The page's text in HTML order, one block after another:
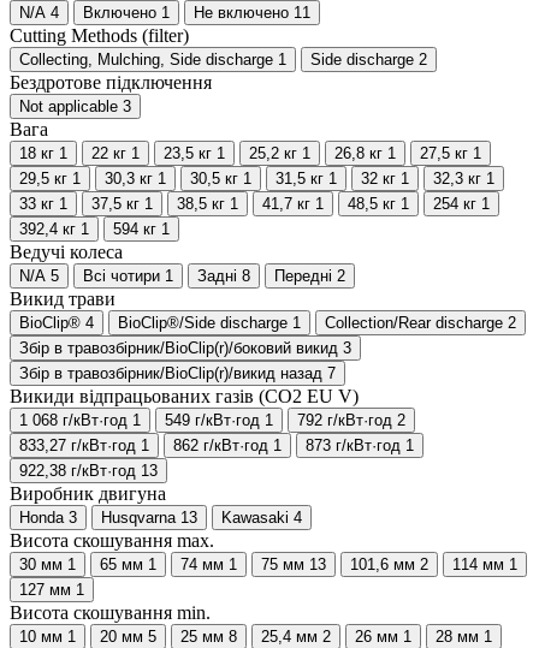
N/A 4 Включено 1 Не включено 11
Cutting Methods (filter)
Collecting, Mulching, Side discharge 1 Side discharge 2
Бездротове підключення
Not applicable 3
Вага
18 кг 1 22 кг 1 23,5 кг 1 25,2 кг 1 26,8 кг 1 27,5 кг 1
29,5 кг 1 30,3 кг 1 30,5 кг 1 31,5 кг 1 32 кг 1 32,3 кг 1
33 кг 1 37,5 кг 1 38,5 кг 1 41,7 кг 1 48,5 кг 1 254 кг 1
392,4 кг 1 594 кг 1
Ведучі колеса
N/A 5 Всі чотири 1 Задні 8 Передні 2
Викид трави
BioClip® 4 BioClip®/Side discharge 1 Collection/Rear discharge 2
Збір в травозбірник/BioClip(r)/боковий викид 3
Збір в травозбірник/BioClip(r)/викид назад 7
Викиди відпрацьованих газів (CO2 EU V)
1 068 г/кВт·год 1 549 г/кВт·год 1 792 г/кВт·год 2
833,27 г/кВт·год 1 862 г/кВт·год 1 873 г/кВт·год 1
922,38 г/кВт·год 13
Виробник двигуна
Honda 3 Husqvarna 13 Kawasaki 4
Висота скошування max.
30 мм 1 65 мм 1 74 мм 1 75 мм 13 101,6 мм 2 114 мм 1
127 мм 1
Висота скошування min.
10 мм 1 20 мм 5 25 мм 8 25,4 мм 2 26 мм 1 28 мм 1